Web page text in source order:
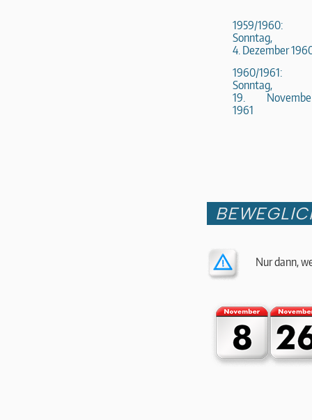
1959/1960:
Sonntag,
4. Dezember
1960/1961:
Sonntag,
19.
1961
Nur dann,